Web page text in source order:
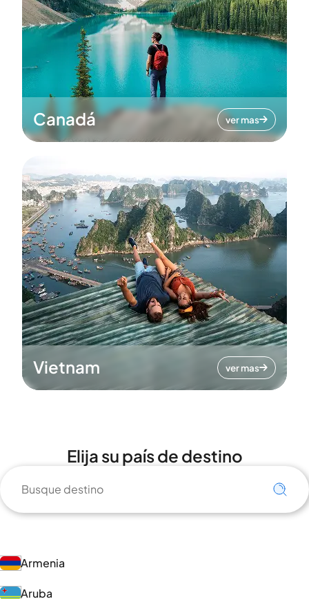
Canadá ver mas
Vietnam ver mas
Elija su país de destino
Armenia
Aruba